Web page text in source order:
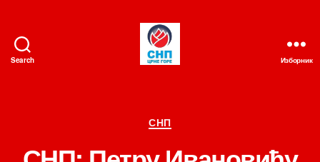
Search Изборник
Категорије
СНП